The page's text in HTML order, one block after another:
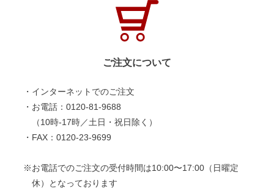
ご注文について
・インターネットでのご注文
・お電話：0120-81-9688
（10時-17時／土日・祝日除く）
・FAX：0120-23-9699
※お電話でのご注文の受付時間は10:00〜17:00（日曜定
休）となっております